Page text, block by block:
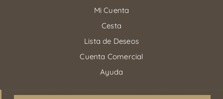
Mi Cuenta
Cesta
Lista de Deseos
Cuenta Comercial
Ayuda